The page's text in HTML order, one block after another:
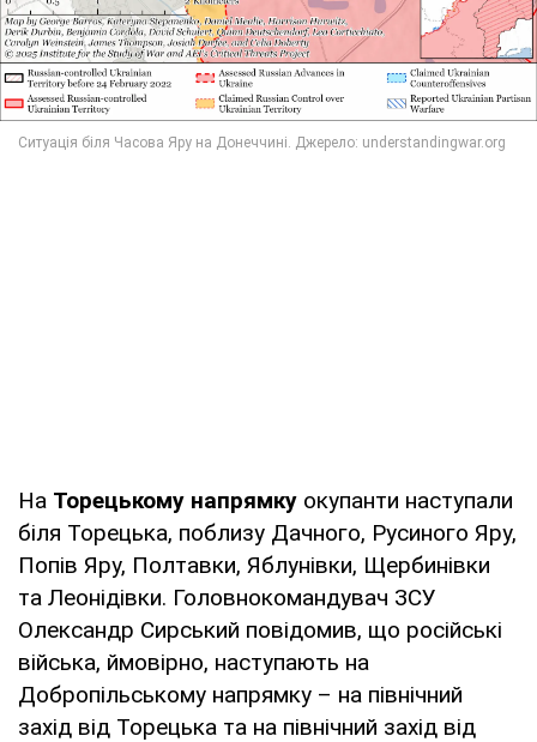
На Торецькому напрямку окупанти наступали
біля Торецька, поблизу Дачного, Русиного Яру,
Попів Яру, Полтавки, Яблунівки, Щербинівки
та Леонідівки. Головнокомандувач ЗСУ
Олександр Сирський повідомив, що російські
війська, ймовірно, наступають на
Добропільському напрямку – на північний
захід від Торецька та на північний захід від